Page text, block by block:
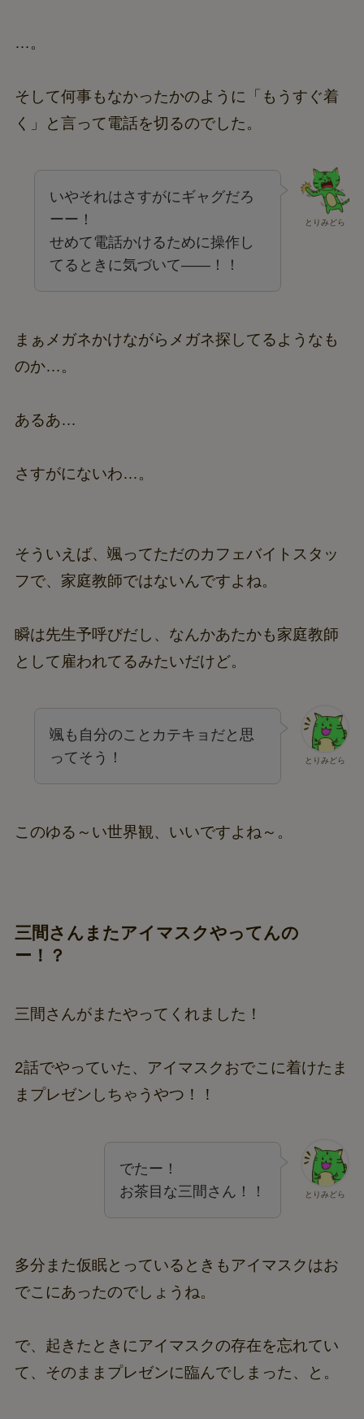
…。
そして何事もなかったかのように「もうすぐ着
く」と言って電話を切るのでした。
とりみどら
いやそれはさすがにギャグだろ
ーー！
せめて電話かけるために操作し
てるときに気づいて――！！
まぁメガネかけながらメガネ探してるようなも
のか…。
あるあ…
さすがにないわ…。
そういえば、颯ってただのカフェバイトスタッ
フで、家庭教師ではないんですよね。
瞬は先生予呼びだし、なんかあたかも家庭教師
として雇われてるみたいだけど。
とりみどら
颯も自分のことカテキョだと思
ってそう！
このゆる～い世界観、いいですよね～。
三間さんまたアイマスクやってんの
ー！？
三間さんがまたやってくれました！
2話でやっていた、アイマスクおでこに着けたま
まプレゼンしちゃうやつ！！
とりみどら
でたー！
お茶目な三間さん！！
多分また仮眠とっているときもアイマスクはお
でこにあったのでしょうね。
で、起きたときにアイマスクの存在を忘れてい
て、そのままプレゼンに臨んでしまった、と。